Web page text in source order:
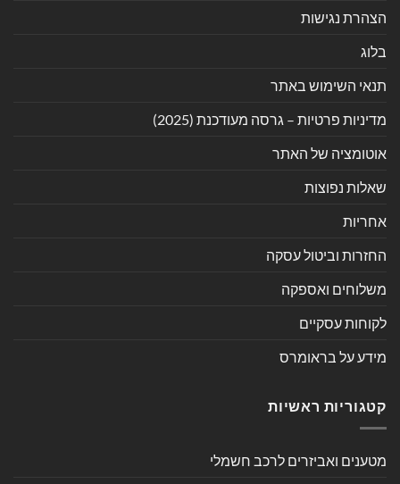
הצהרת נגישות
בלוג
תנאי השימוש באתר
מדיניות פרטיות – גרסה מעודכנת (2025)
אוטומציה של האתר
שאלות נפוצות
אחריות
החזרות וביטול עסקה
משלוחים ואספקה
לקוחות עסקיים
מידע על בראומרס
קטגוריות ראשיות
מטענים ואביזרים לרכב חשמלי